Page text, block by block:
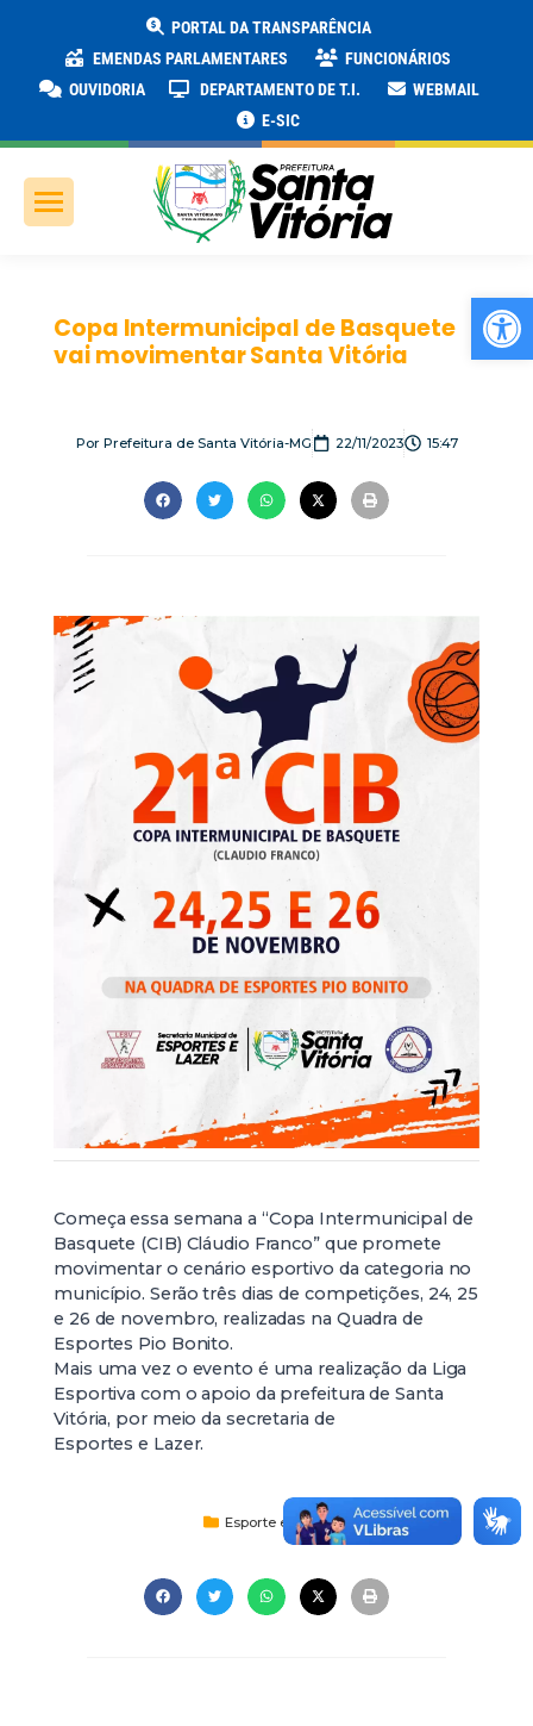
PORTAL DA TRANSPARÊNCIA
EMENDAS PARLAMENTARES
FUNCIONÁRIOS
OUVIDORIA
DEPARTAMENTO DE T.I.
WEBMAIL
E-SIC
Copa Intermunicipal de Basquete
vai movimentar Santa Vitória
PorPrefeitura de Santa Vitória-MG 22/11/2023 15:47
Começa essa semana a “Copa Intermunicipal de
Basquete (CIB) Cláudio Franco” que promete
movimentar o cenário esportivo da categoria no
município. Serão três dias de competições, 24, 25
e 26 de novembro, realizadas na Quadra de
Esportes Pio Bonito.
Mais uma vez o evento é uma realização da Liga
Esportiva com o apoio da prefeitura de Santa
Vitória, por meio da secretaria de
Esportes e Lazer.
Esporte e Lazer